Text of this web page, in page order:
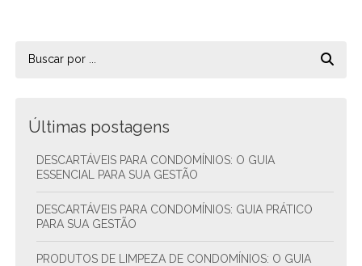
Últimas postagens
DESCARTÁVEIS PARA CONDOMÍNIOS: O GUIA
ESSENCIAL PARA SUA GESTÃO
DESCARTÁVEIS PARA CONDOMÍNIOS: GUIA PRÁTICO
PARA SUA GESTÃO
PRODUTOS DE LIMPEZA DE CONDOMÍNIOS: O GUIA